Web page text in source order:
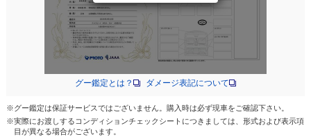
グー鑑定とは？ ダメージ表記について
※グー鑑定は保証サービスではございません。購入時は必ず現車をご確認下さい。
※実際にお渡しするコンディションチェックシートにつきましては、形式および表示項
目が異なる場合がございます。